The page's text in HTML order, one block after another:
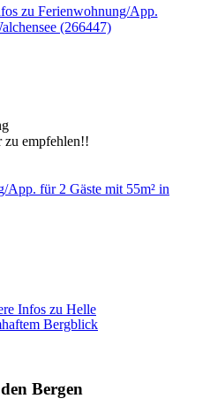
zu Ferienwohnung/App.
(266447)
zu empfehlen!!
App. für 2 Gäste mit 55m² in
Infos zu Helle
Bergblick
Bergen